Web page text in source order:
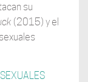
su
(2015) y el